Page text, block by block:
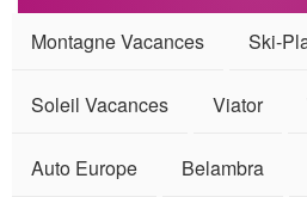
Montagne Vacances Ski-
Soleil Vacances Viator
Auto Europe Belambra